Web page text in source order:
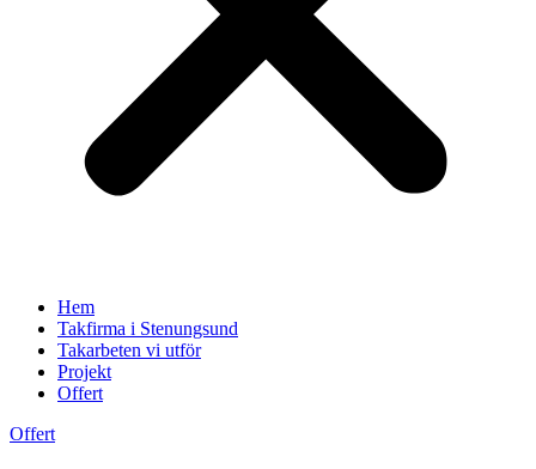
Hem
Takfirma i Stenungsund
Takarbeten vi utför
Projekt
Offert
Offert